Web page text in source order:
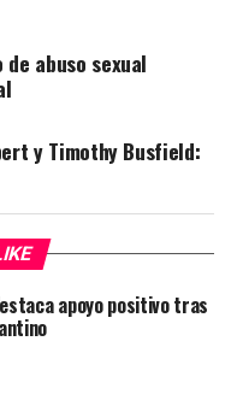
abuso sexual
y Timothy Busfield:
apoyo positivo tras